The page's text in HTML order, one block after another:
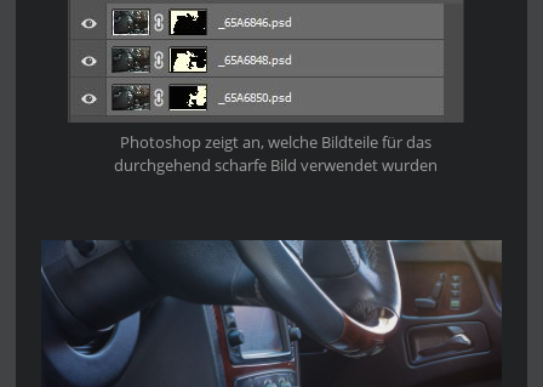
Photoshop zeigt an, welche Bildteile für das
durchgehend scharfe Bild verwendet wurden